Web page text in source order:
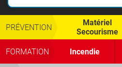
PRÉVENTION
Matériel
Secourisme
FORMATION Incendie